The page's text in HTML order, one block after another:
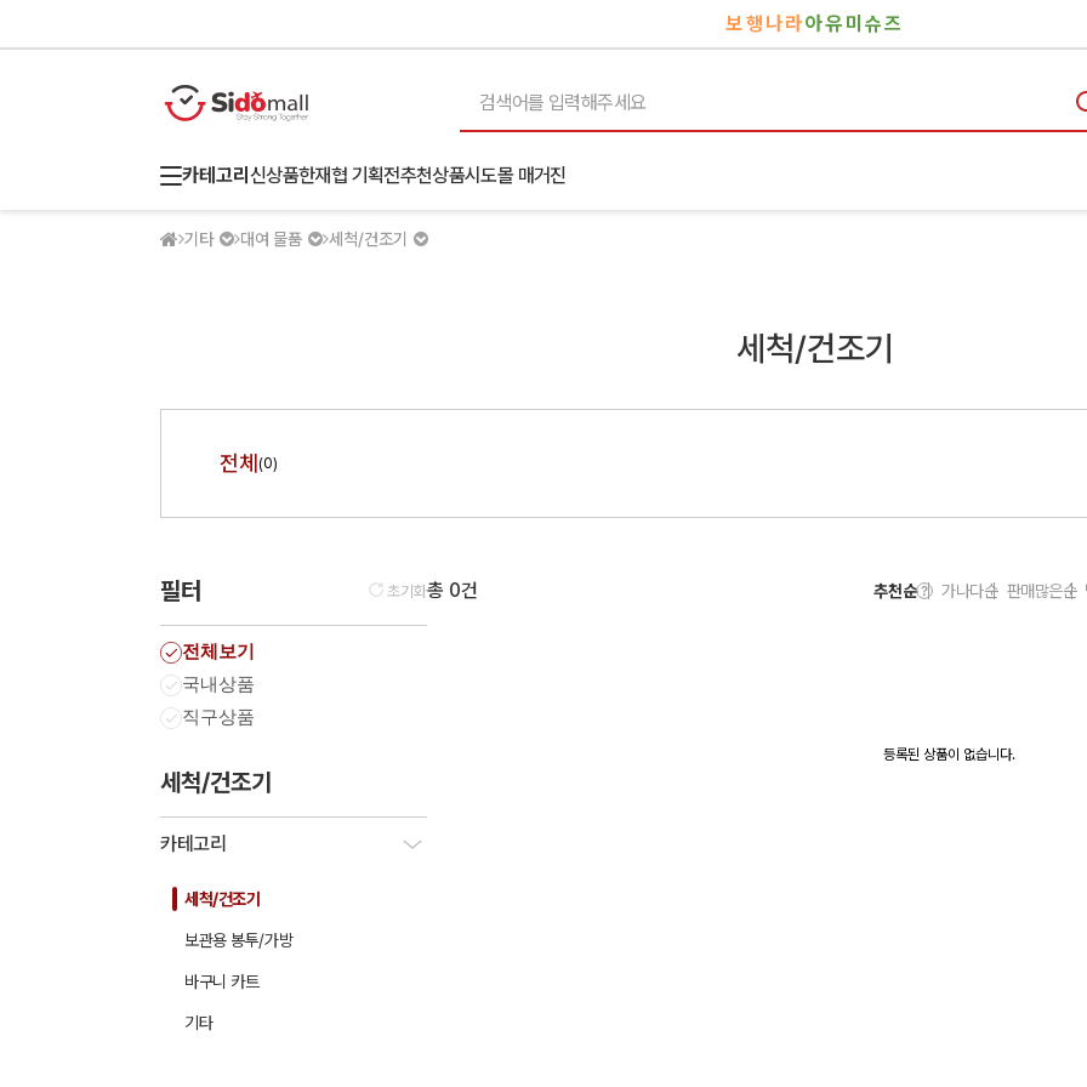
보행나라아유미슈즈
카테고리 신상품한재협 기획전추천상품시도몰 매거진
기타 대여 물품 세척/건조기
세척/건조기
전체 (0)
필터 초기화
전체보기
국내상품
직구상품
세척/건조기
카테고리
세척/건조기
보관용 봉투/가방
바구니 카트
기타
총 0건 추천순 가나다순 판매많은순
등록된 상품이 없습니다.